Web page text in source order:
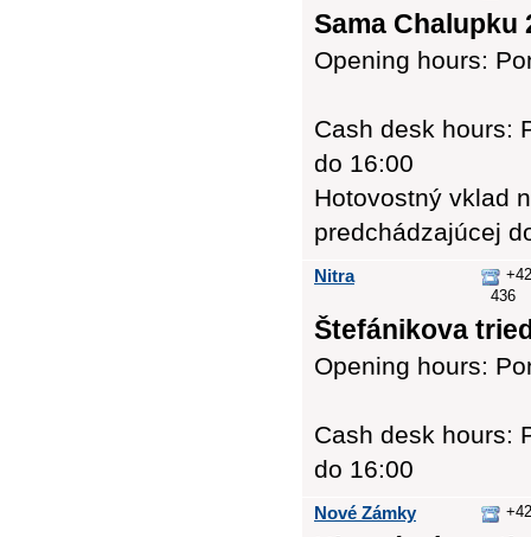
Sama Chalupku
Opening hours:
Cash desk hours:
do 16:00
Hotovostný vklad
predchádzajúcej
Nitra
436
Štefánikova
Opening hours:
Cash desk hours:
do 16:00
Nové Zámky